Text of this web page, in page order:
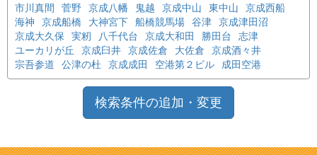
市川真間
菅野 京成八幡 鬼越 京成中山 東中山
京成西船
海神
京成船橋 大神宮下 船橋競馬場 谷津
京成津田沼
京成大久保
実籾 八千代台 京成大和田 勝田台
志津
ユーカリが丘
京成臼井 京成佐倉 大佐倉
京成酒々井
宗吾参道
公津の杜 京成成田 空港第２ビル 成田空港
検索条件の追加・変更